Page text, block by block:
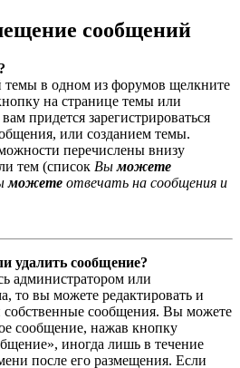
сообщений
темы в одном из форумов щелкните
на странице темы или
придется зарегистрироваться
или созданием темы.
перечислены внизу
тем (список Выможете
можете отвечать на сообщения и
удалить сообщение?
администратором или
то вы можете редактировать и
собственные сообщения. Вы можете
сообщение, нажав кнопку
иногда лишь в течение
после его размещения. Если